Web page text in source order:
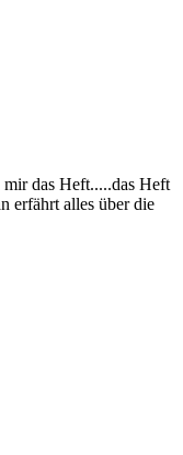
das Heft.....das Heft
erfährt alles über die